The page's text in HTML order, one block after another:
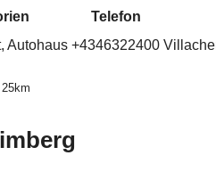
Telefon
Autohaus +4346322400